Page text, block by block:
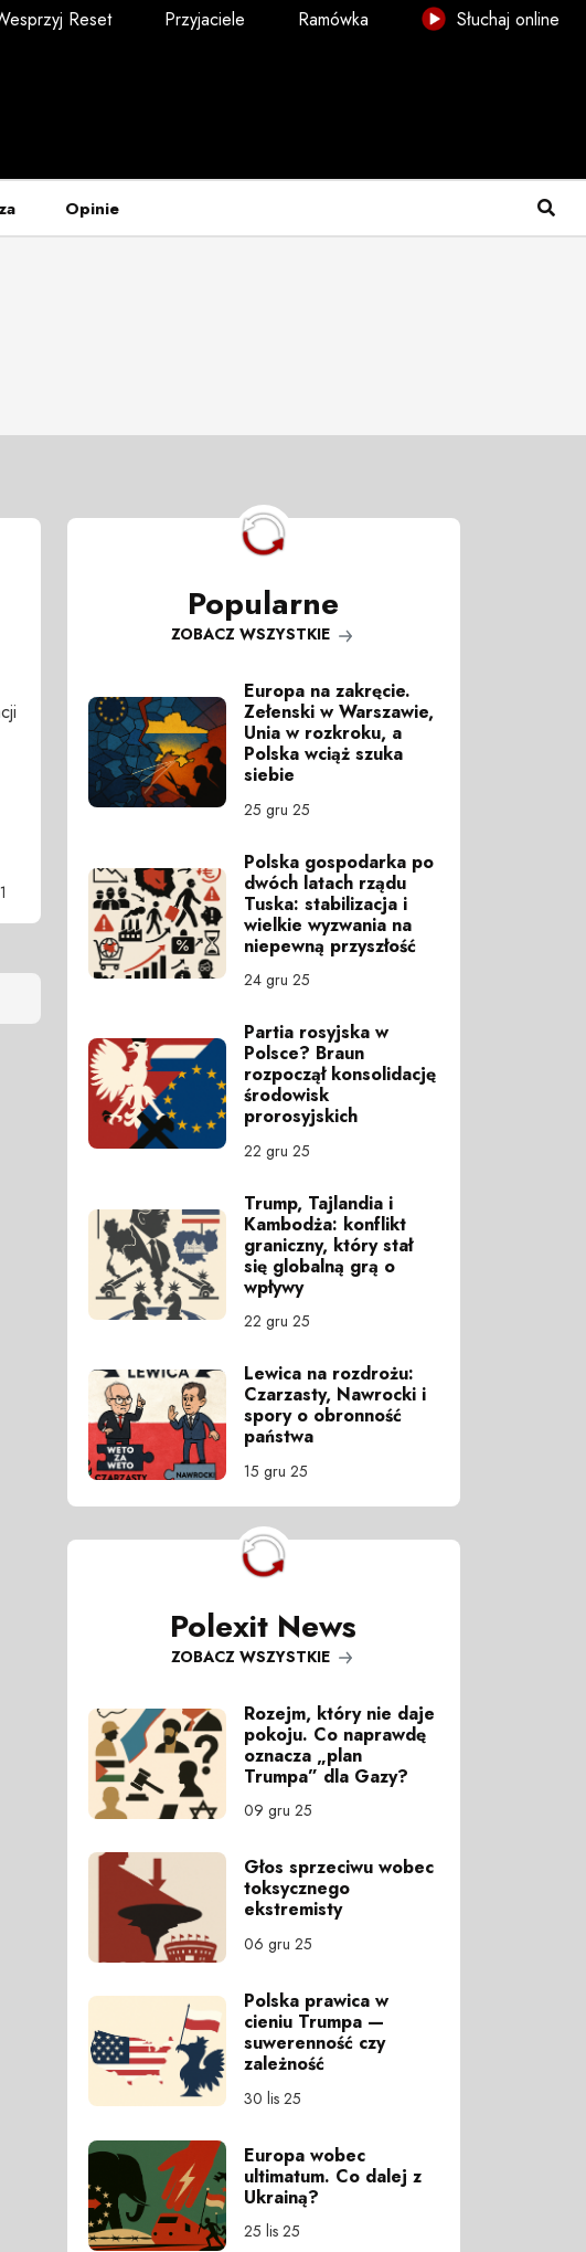
Reset Przyjaciele Ramówka Słuchaj online
Opinie
Popularne
ZOBACZ WSZYSTKIE
Europa na zakręcie.
Zełenski w Warszawie,
Unia w rozkroku, a
Polska wciąż szuka
siebie
25 gru 25
Polska gospodarka po
dwóch latach rządu
Tuska: stabilizacja i
wielkie wyzwania na
niepewną przyszłość
24 gru 25
Partia rosyjska w
Polsce? Braun
rozpoczął konsolidację
środowisk
prorosyjskich
22 gru 25
Trump, Tajlandia i
Kambodża: konflikt
graniczny, który stał
się globalną grą o
wpływy
22 gru 25
Lewica na rozdrożu:
Czarzasty, Nawrocki i
spory o obronność
państwa
15 gru 25
Polexit News
ZOBACZ WSZYSTKIE
Rozejm, który nie daje
pokoju. Co naprawdę
oznacza „plan
Trumpa” dla Gazy?
09 gru 25
Głos sprzeciwu wobec
toksycznego
ekstremisty
06 gru 25
Polska prawica w
cieniu Trumpa —
suwerenność czy
zależność
30 lis 25
Europa wobec
ultimatum. Co dalej z
Ukrainą?
25 lis 25